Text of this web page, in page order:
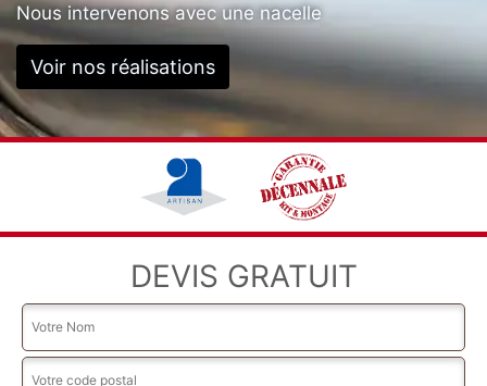
Nous intervenons avec une nacelle
Voir nos réalisations
DEVIS GRATUIT